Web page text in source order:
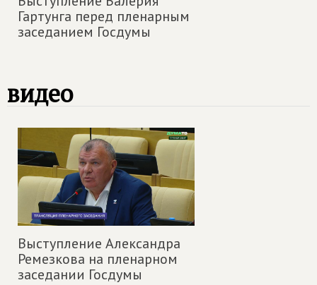
Гартунга перед пленарным
заседанием Госдумы
видео
Выступление Александра
Ремезкова на пленарном
заседании Госдумы